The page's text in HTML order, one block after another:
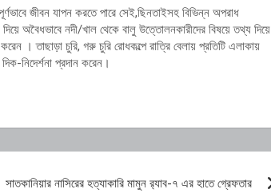
জীবন যাপন করতে পারে সেই,ছিনতাইসহ বিভিন্ন অপরাধ
অবৈধভাবে নদী/খাল থেকে বালু উত্তোলনকারীদের বিষয়ে তথ্য দিয়ে
। তাছাড়া চুরি, গরু চুরি রোধকল্পে রাত্রি বেলায় প্রতিটি এলাকায়
নিদের্শনা প্রদান করেন।
সাতকানিয়ার নাসিরের হত্যাকারি মামুন র‌্যাব-৭ এর হাতে গ্রেফতার